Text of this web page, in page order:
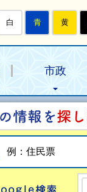
白 青 黄
市政